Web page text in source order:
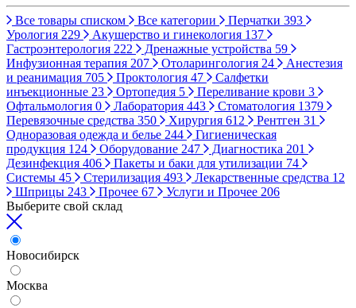
Все товары списком Все категории Перчатки 393
Урология 229 Акушерство и гинекология 137
Гастроэнтерология 222 Дренажные устройства 59
Инфузионная терапия 207 Отоларингология 24
Анестезия
и реанимация 705 Проктология 47
Салфетки
инъекционные 23 Ортопедия 5 Переливание крови 3
Офтальмология 0 Лаборатория 443 Стоматология 1379
Перевязочные средства 350 Хирургия 612 Рентген 31
Одноразовая одежда и белье 244
Гигиеническая
продукция 124 Оборудование 247 Диагностика 201
Дезинфекция 406 Пакеты и баки для утилизации 74
Системы 45 Стерилизация 493 Лекарственные средства 12
Шприцы 243 Прочее 67 Услуги и Прочее 206
Выберите свой склад
Новосибирск
Москва